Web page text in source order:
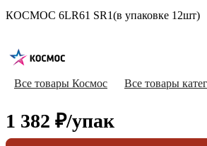
КОСМОС 6LR61 SR1(в упаковке 12шт)
Все товары Космос Все товары
1 382 ₽/упак